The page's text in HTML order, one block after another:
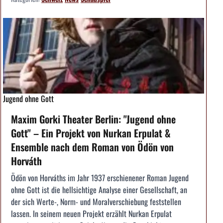
Jugend ohne Gott
Maxim Gorki Theater Berlin: "Jugend ohne
Gott" – Ein Projekt von Nurkan Erpulat &
Ensemble nach dem Roman von Ödön von
Horváth
Ödön von Horváths im Jahr 1937 erschienener Roman Jugend
ohne Gott ist die hellsichtige Analyse einer Gesellschaft, an
der sich Werte-, Norm- und Moralverschiebung feststellen
lassen. In seinem neuen Projekt erzählt Nurkan Erpulat